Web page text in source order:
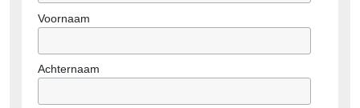
Voornaam
Achternaam